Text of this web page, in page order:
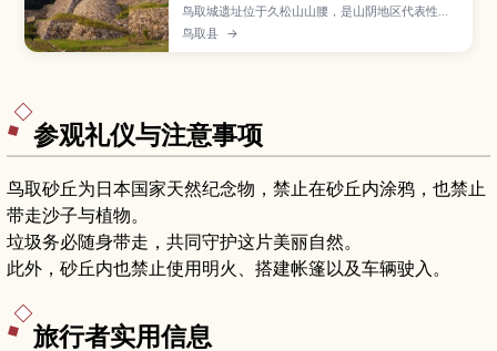
鸟取城遗址位于久松山山腰，是山阴地区代表性的
山城遗迹，可在宏伟石垣之间漫步，并俯瞰鸟取市
区与日本海风景。本文介绍鸟取城的历史背景、必
鸟取县 →
参观礼仪与注意事项
鸟取砂丘为日本国家天然纪念物，禁止在砂丘内涂鸦，也禁止
带走沙子与植物。
垃圾务必随身带走，共同守护这片美丽自然。
此外，砂丘内也禁止使用明火、搭建帐篷以及车辆驶入。
旅行者实用信息